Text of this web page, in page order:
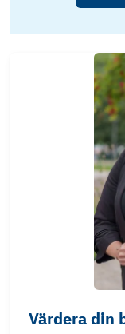
Värdera din